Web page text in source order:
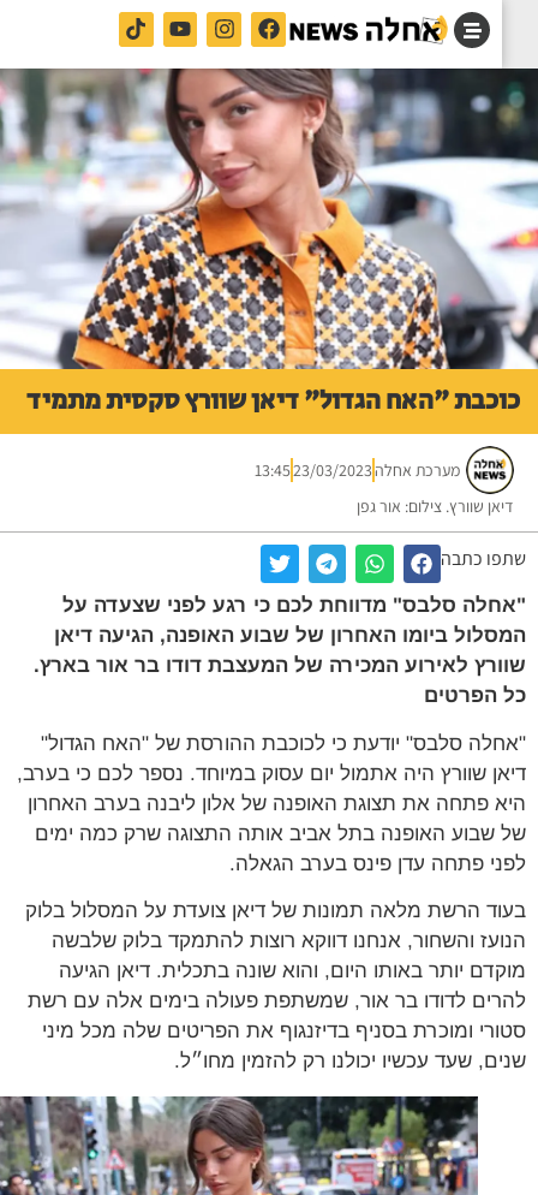
"האח הגדול" דיאן שוורץ סקסית מתמיד
מערכת אחלה 23/03/2023
13:45
שוורץ. צילום: אור גפן
כתבה
סלבס" מדווחת לכם כי רגע לפני שצעדה על
ביומו האחרון של שבוע האופנה, הגיעה דיאן
לאירוע המכירה של המעצבת דודו בר אור בארץ.
הפרטים
סלבס" יודעת כי לכוכבת ההורסת של "האח הגדול"
שוורץ היה אתמול יום עסוק במיוחד. נספר לכם כי בערב,
פתחה את תצוגת האופנה של אלון ליבנה בערב האחרון
שבוע האופנה בתל אביב אותה התצוגה שרק כמה ימים
פתחה עדן פינס בערב הגאלה.
הרשת מלאה תמונות של דיאן צועדת על המסלול בלוק
והשחור, אנחנו דווקא רוצות להתמקד בלוק שלבשה
יותר באותו היום, והוא שונה בתכלית. דיאן הגיעה
לדודו בר אור, שמשתפת פעולה בימים אלה עם רשת
ומוכרת בסניף בדיזנגוף את הפריטים שלה מכל מיני
שעד עכשיו יכולנו רק להזמין מחו״ל.